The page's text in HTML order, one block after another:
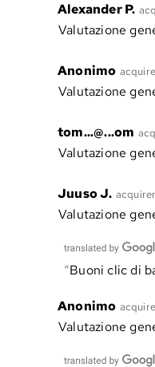
Alexander P.
Valutazione
Anonimo
Valutazione
tom...@...om
Valutazione
Juuso J.
Valutazione
Buoni clic di
Anonimo
Valutazione